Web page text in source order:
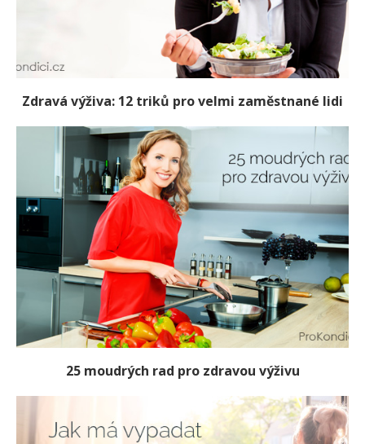
Zdravá výživa: 12 triků pro velmi zaměstnané lidi
25 moudrých rad pro zdravou výživu